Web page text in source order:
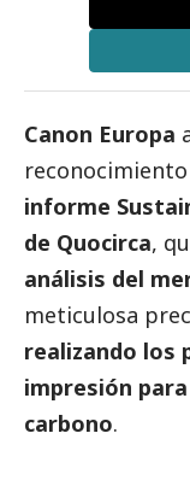
Canon Europa
informe
de Quocirca,
análisis del
meticulosa
realizando los
impresión
carbono.